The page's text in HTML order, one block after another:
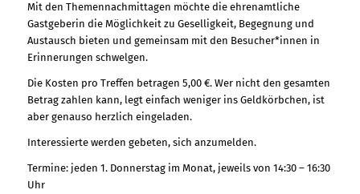
Mit den Themennachmittagen möchte die ehrenamtliche
Gastgeberin die Möglichkeit zu Geselligkeit, Begegnung und
Austausch bieten und gemeinsam mit den Besucher*innen in
Erinnerungen schwelgen.
Die Kosten pro Treffen betragen 5,00 €. Wer nicht den gesamten
Betrag zahlen kann, legt einfach weniger ins Geldkörbchen, ist
aber genauso herzlich eingeladen.
Interessierte werden gebeten, sich anzumelden.
Termine: jeden 1. Donnerstag im Monat, jeweils von 14:30 – 16:30
Uhr